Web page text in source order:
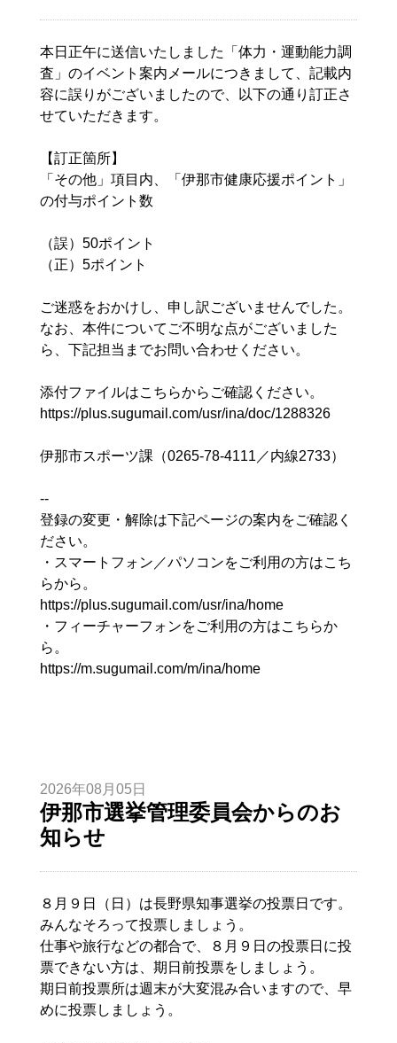
本日正午に送信いたしました「体力・運動能力調
査」のイベント案内メールにつきまして、記載内
容に誤りがございましたので、以下の通り訂正さ
せていただきます。
【訂正箇所】
「その他」項目内、「伊那市健康応援ポイント」
の付与ポイント数
（誤）50ポイント
（正）5ポイント
ご迷惑をおかけし、申し訳ございませんでした。
なお、本件についてご不明な点がございました
ら、下記担当までお問い合わせください。
添付ファイルはこちらからご確認ください。
https://plus.sugumail.com/usr/ina/doc/1288326
伊那市スポーツ課（0265-78-4111／内線2733）
--
登録の変更・解除は下記ページの案内をご確認く
ださい。
・スマートフォン／パソコンをご利用の方はこち
らから。
https://plus.sugumail.com/usr/ina/home
・フィーチャーフォンをご利用の方はこちらか
ら。
https://m.sugumail.com/m/ina/home
2026年08月05日
伊那市選挙管理委員会からのお
知らせ
８月９日（日）は長野県知事選挙の投票日です。
みんなそろって投票しましょう。
仕事や旅行などの都合で、８月９日の投票日に投
票できない方は、期日前投票をしましょう。
期日前投票所は週末が大変混み合いますので、早
めに投票しましょう。